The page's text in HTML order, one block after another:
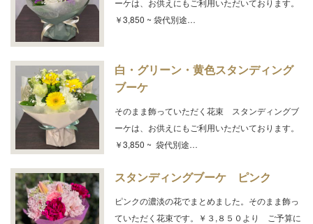
ーケは、お供えにもご利用いただいております。
￥3,850 ~ 袋代別途…
白・グリーン・黄色スタンディング
ブーケ
そのまま飾っていただく花束 スタンディングブ
ーケは、お供えにもご利用いただいております。
￥3,850 ~ 袋代別途…
スタンディングブーケ ピンク
ピンクの濃淡の花でまとめました。そのまま飾っ
ていただく花束です。￥３,８５０より ご予算に